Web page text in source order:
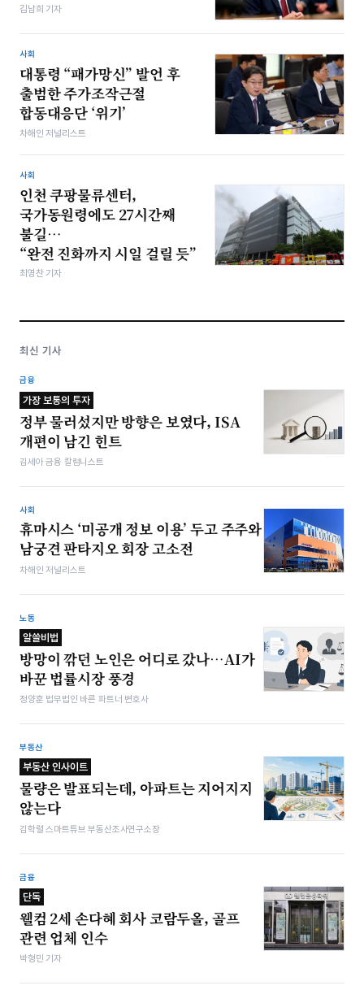
김남희 기자
사회
대통령 “패가망신” 발언 후
출범한 주가조작근절
합동대응단 ‘위기’
차해인 저널리스트
사회
인천 쿠팡물류센터,
국가동원령에도 27시간째
불길…
“완전 진화까지 시일 걸릴 듯”
최영찬 기자
최신 기사
금융
가장 보통의 투자
정부 물러섰지만 방향은 보였다, ISA
개편이 남긴 힌트
김세아 금융 칼럼니스트
사회
휴마시스 ‘미공개 정보 이용’ 두고 주주와
남궁견 판타지오 회장 고소전
차해인 저널리스트
노동
알쓸비법
방망이 깎던 노인은 어디로 갔나…AI가
바꾼 법률시장 풍경
정양훈 법무법인 바른 파트너 변호사
부동산
부동산 인사이트
물량은 발표되는데, 아파트는 지어지지
않는다
김학렬 스마트튜브 부동산조사연구소장
금융
단독
웰컴 2세 손다혜 회사 코람두올, 골프
관련 업체 인수
박형민 기자